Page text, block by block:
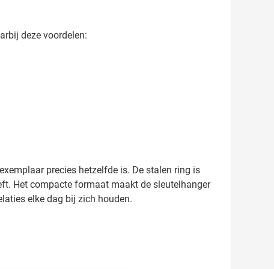
deze voordelen:
precies hetzelfde is. De stalen ring is
Het compacte formaat maakt de sleutelhanger
elke dag bij zich houden.